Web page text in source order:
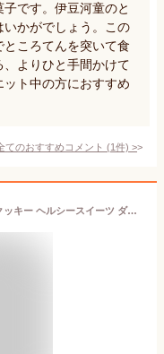
です。伊豆河童のと
いかがでしょう。この
ころてんを突いて食
よりひと手間かけて
ト中の方におすすめ
てのおすすめコメント (1件) >
トリプルZEROクッキー 豆乳おからクッキー ヘルシースイーツ ダイエットクッキー お試し 小麦粉不使用 卵不使用 砂糖不使用 置き換え 焼き菓子 ビードットラボ ビーラボ B.LABO 蒲屋忠兵衛商店